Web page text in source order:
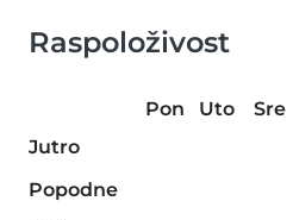
Raspoloživost
Pon Uto Sre
Jutro
Popodne